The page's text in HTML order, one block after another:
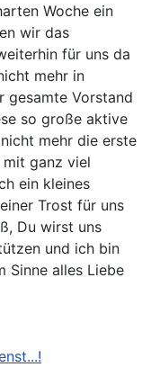
Woche ein
wir das
für uns da
mehr in
gesamte Vorstand
so große aktive
mehr die erste
ganz viel
ein kleines
Trost für uns
Du wirst uns
und ich bin
Sinne alles Liebe